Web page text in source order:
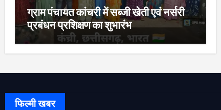
ग्राम पंचायत कांचरी में सब्जी खेती एवं नर्सरी
प्रबंधन प्रशिक्षण का शुभारंभ
फिल्मी खबर